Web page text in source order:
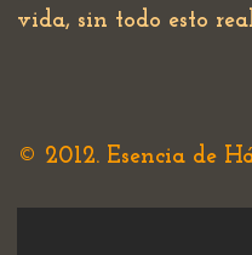
vida, sin todo esto
© 2012. Esencia de